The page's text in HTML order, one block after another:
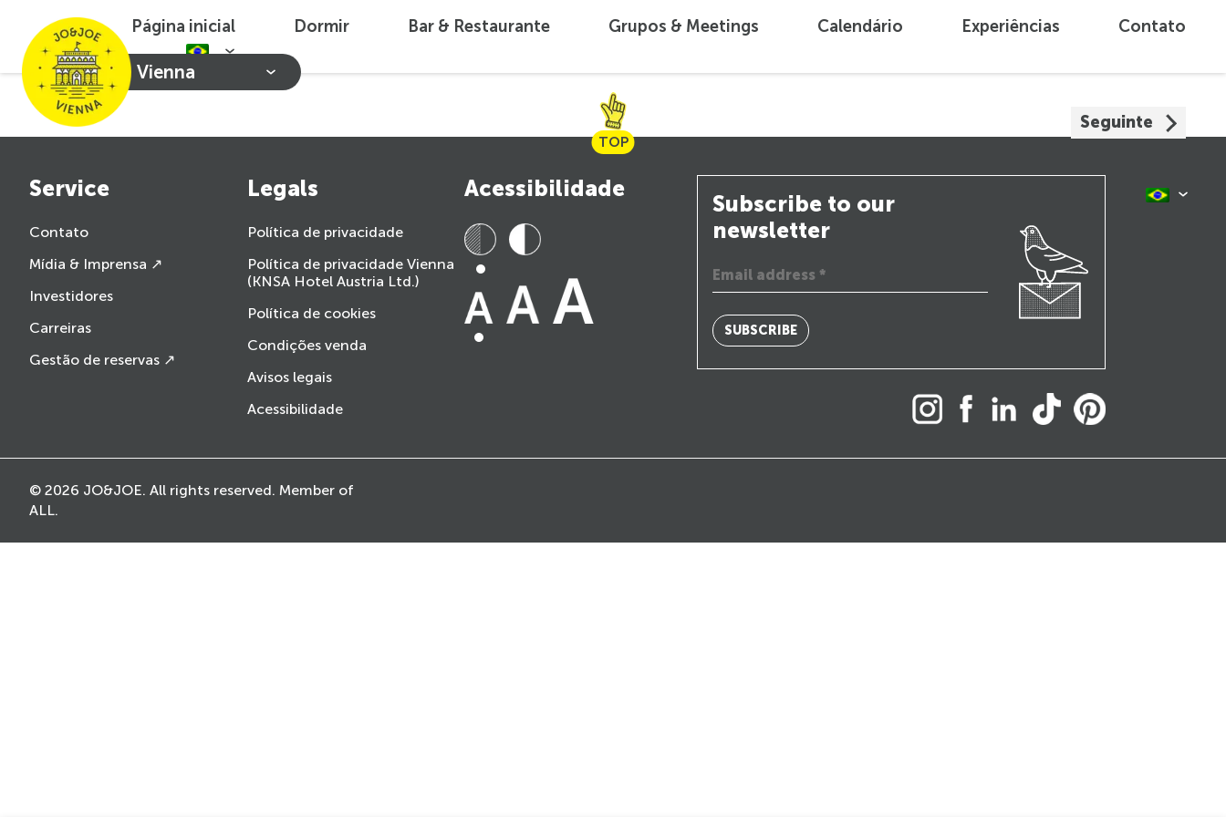
Vienna
Página inicial Dormir Bar & Restaurante Grupos & Meetings Calendário Experiências Contato
TOP
Seguinte
Service
Contato
Mídia & Imprensa ↗
Investidores
Carreiras
Gestão de reservas ↗
Legals
Política de privacidade
Política de privacidade Vienna
(KNSA Hotel Austria Ltd.)
Política de cookies
Condições venda
Avisos legais
Acessibilidade
Acessibilidade
Subscribe to our
newsletter
SUBSCRIBE
© 2026 JO&JOE. All rights reserved. Member of
ALL.